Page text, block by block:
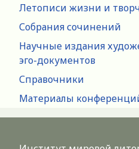
Летописи жизни и
Собрания сочинений
Научные издания
эго-документов
Справочники
Материалы